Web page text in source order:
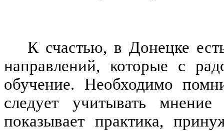
К счастью, в Донецке
направлений, которые с
обучение. Необходимо
следует учитывать
показывает практика,